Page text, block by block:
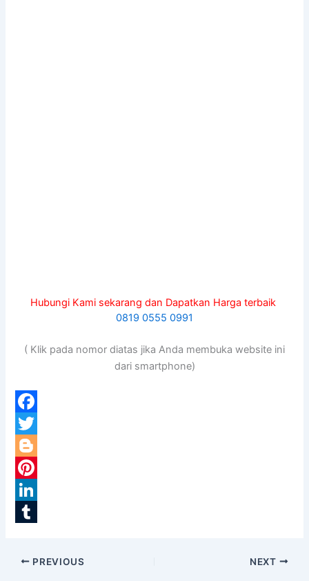
Hubungi Kami sekarang dan Dapatkan Harga terbaik
0819 0555 0991
( Klik pada nomor diatas jika Anda membuka website ini
dari smartphone)
F
a
c
e
b
T
w
B
o
P
PREVIOUS NEXT